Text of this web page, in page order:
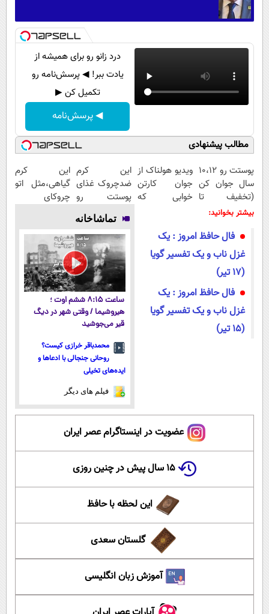
درد زانو رو برای همیشه از
یادت ببر! ◀ پرسش‌نامه رو
تکمیل کن ▶
◀ پرسش‌نامه
مطالب پیشنهادی
پوستت رو 10،12
سال جوان کن
(تخفیف تا
امشب)
ویدیو هولناک از
جوان کارتن
خوابی که
این کرم
ضدچروک غذای
پوستت رو
تامین میکنه
(خرید با
40%تخفیف)
این کرم
گیاهی،مثل اتو
چروکای
بیشتر بخوانید:
فال حافظ امروز : یک
غزل ناب و یک تفسیر گویا
(17 تیر)
فال حافظ امروز : یک
غزل ناب و یک تفسیر گویا
(15 تیر)
تماشاخانه
ساعت ۸:۱۵ ششم اوت ؛
هیروشیما / وقتی شهر در دیگ
قیر می‌جوشید
محمدباقر خرازی کیست؟
روحانی جنجالی با ادعاها و
ایده‌های تخیلی
فیلم های دیگر
عضویت در اینستاگرام عصر ایران
۱۵ سال پیش در چنین روزی
این لحظه با حافظ
گلستان سعدی
آموزش زبان انگلیسی